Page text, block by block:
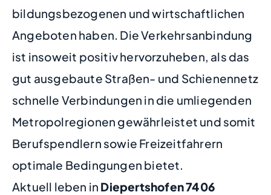
bildungsbezogenen und wirtschaftlichen
Angeboten haben. Die Verkehrsanbindung
ist insoweit positiv hervorzuheben, als das
gut ausgebaute Straßen- und Schienennetz
schnelle Verbindungen in die umliegenden
Metropolregionen gewährleistet und somit
Berufspendlern sowie Freizeitfahrern
optimale Bedingungen bietet.
Aktuell leben in Diepertshofen7406